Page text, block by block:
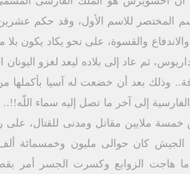
والاندفاع والقسوة، على نحو يكاد يكون
داريوس، ثم عاد إلى بلاده ليعد لغزو
وذلك بعد أن خضعت له آسيا بأكملها
الفارسية إلى آخر ما تصل إليه سماء
خمسة ملايين مقاتل ومدنى للقتال، على
الجيش كان حوالى مليون وخمسمائة
هاجت الزوابع وكسرت الجسر أمر